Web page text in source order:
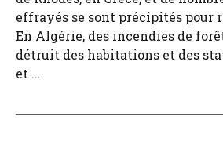
effrayés se sont précipités pour
En Algérie, des incendies de
détruit des habitations et des
et ...